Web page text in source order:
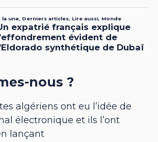
nous ?
algériens ont eu l’idée de
électronique et ils l’ont
lançant